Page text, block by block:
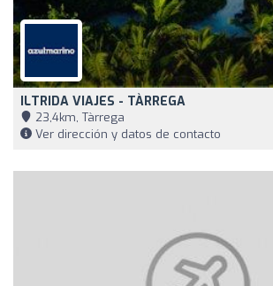
ILTRIDA VIAJES - TÀRREGA
23,4km, Tàrrega
Ver dirección y datos de contacto